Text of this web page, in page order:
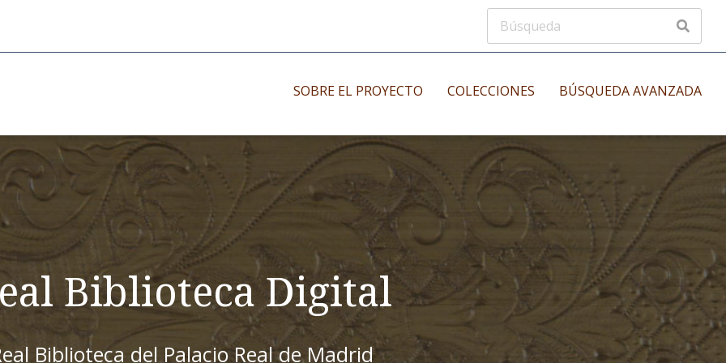
SOBRE EL PROYECTO COLECCIONES
Impresos antiguos
Impresos modernos
Impresos menores
Manuscritos musicales
Incunables
BÚSQUEDA AVANZADA
Biblioteca Digital
Biblioteca del Palacio Real de Madrid